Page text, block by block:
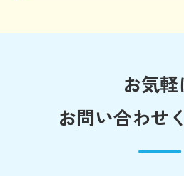
お気軽
お問い合わせ